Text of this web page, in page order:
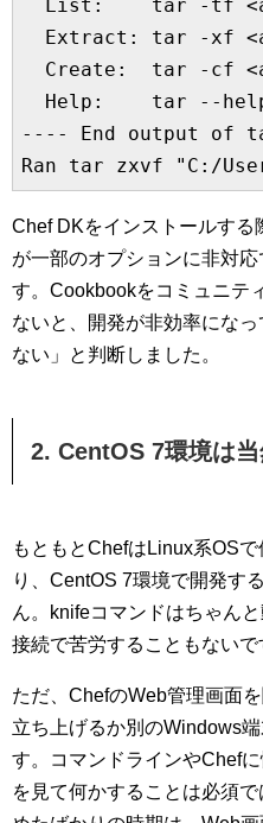
List:    tar -tf
Extract: tar -xf
Create:  tar -cf
Help:    tar --
---- End output of
Chef DKをインストールする
が一部のオプションに非対
す。Cookbookをコミュニテ
ないと、開発が非効率にな
ない」と判断しました。
2. CentOS 7環境は
もともとChefはLinux系OS
り、CentOS 7環境で開発す
ん。knifeコマンドはちゃん
接続で苦労することもないで
ただ、ChefのWeb管理画面
立ち上げるか別のWindows
す。コマンドラインやChef
を見て何かすることは必須